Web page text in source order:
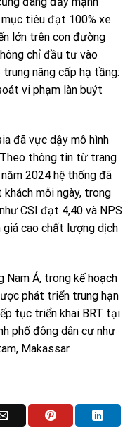
tiêu đạt 100% xe
lớn trên con đường
chỉ đầu tư vào
nâng cấp hạ tầng:
vi phạm làn buýt
đã vực dậy mô hình
thông tin từ trang
2024 hệ thống đã
mỗi ngày, trong
CSI đạt 4,40 và NPS
cao chất lượng dịch
Nam Á, trong kế hoạch
phát triển trung hạn
tục triển khai BRT tại
phố đông dân cư như
Makassar.